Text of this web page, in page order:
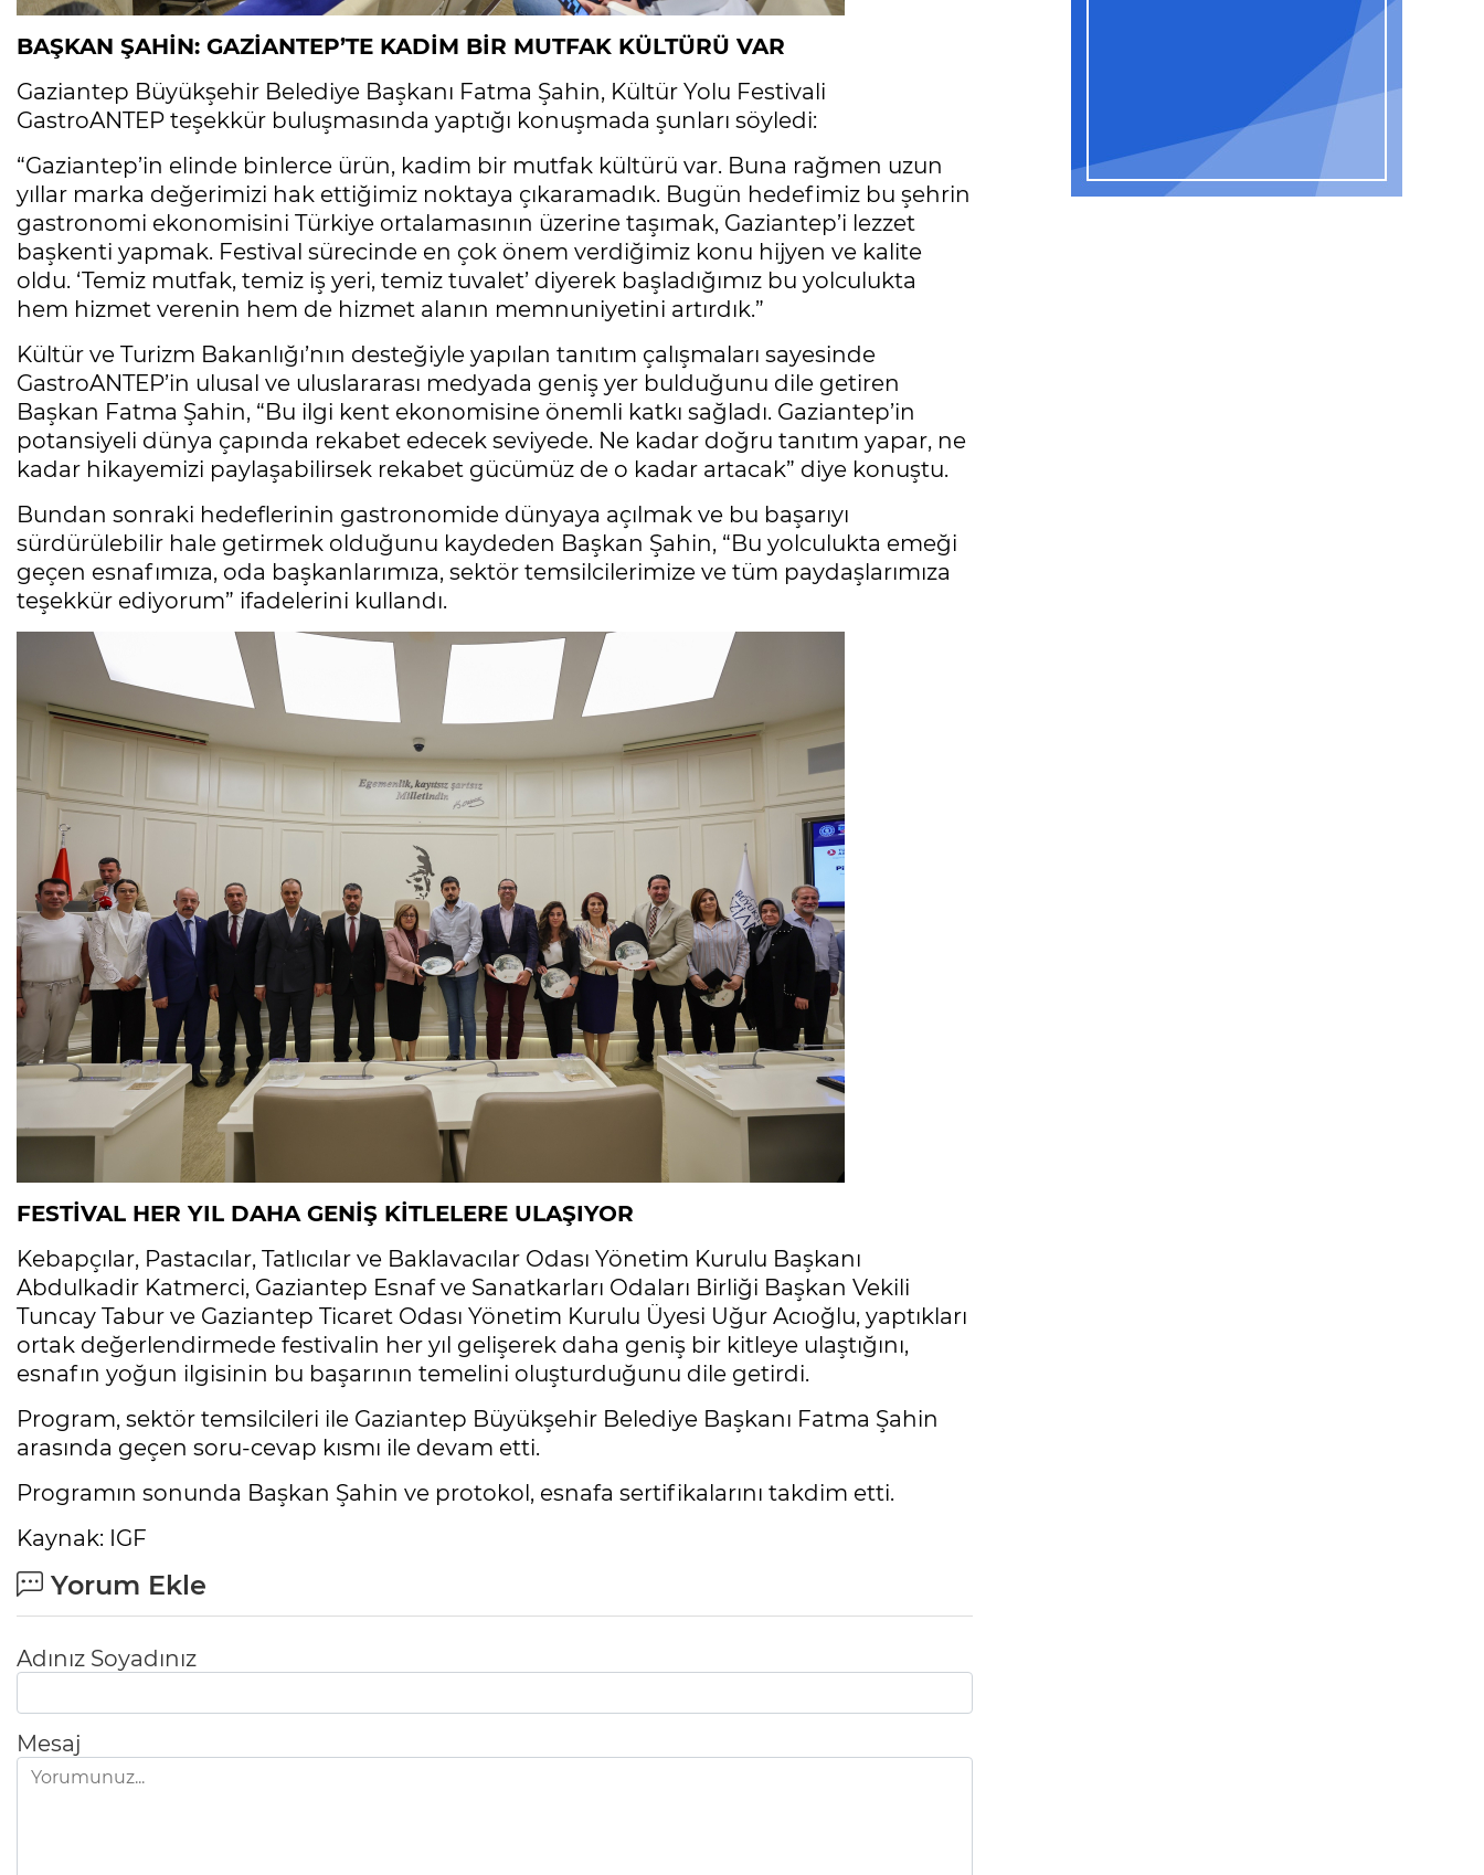
BAŞKAN ŞAHİN: GAZİANTEP’TE KADİM BİR MUTFAK KÜLTÜRÜ VAR
Gaziantep Büyükşehir Belediye Başkanı Fatma Şahin, Kültür Yolu Festivali
GastroANTEP teşekkür buluşmasında yaptığı konuşmada şunları söyledi:
“Gaziantep’in elinde binlerce ürün, kadim bir mutfak kültürü var. Buna rağmen uzun
yıllar marka değerimizi hak ettiğimiz noktaya çıkaramadık. Bugün hedefimiz bu şehrin
gastronomi ekonomisini Türkiye ortalamasının üzerine taşımak, Gaziantep’i lezzet
başkenti yapmak. Festival sürecinde en çok önem verdiğimiz konu hijyen ve kalite
oldu. ‘Temiz mutfak, temiz iş yeri, temiz tuvalet’ diyerek başladığımız bu yolculukta
hem hizmet verenin hem de hizmet alanın memnuniyetini artırdık.”
Kültür ve Turizm Bakanlığı’nın desteğiyle yapılan tanıtım çalışmaları sayesinde
GastroANTEP’in ulusal ve uluslararası medyada geniş yer bulduğunu dile getiren
Başkan Fatma Şahin, “Bu ilgi kent ekonomisine önemli katkı sağladı. Gaziantep’in
potansiyeli dünya çapında rekabet edecek seviyede. Ne kadar doğru tanıtım yapar, ne
kadar hikayemizi paylaşabilirsek rekabet gücümüz de o kadar artacak” diye konuştu.
Bundan sonraki hedeflerinin gastronomide dünyaya açılmak ve bu başarıyı
sürdürülebilir hale getirmek olduğunu kaydeden Başkan Şahin, “Bu yolculukta emeği
geçen esnafımıza, oda başkanlarımıza, sektör temsilcilerimize ve tüm paydaşlarımıza
teşekkür ediyorum” ifadelerini kullandı.
FESTİVAL HER YIL DAHA GENİŞ KİTLELERE ULAŞIYOR
Kebapçılar, Pastacılar, Tatlıcılar ve Baklavacılar Odası Yönetim Kurulu Başkanı
Abdulkadir Katmerci, Gaziantep Esnaf ve Sanatkarları Odaları Birliği Başkan Vekili
Tuncay Tabur ve Gaziantep Ticaret Odası Yönetim Kurulu Üyesi Uğur Acıoğlu, yaptıkları
ortak değerlendirmede festivalin her yıl gelişerek daha geniş bir kitleye ulaştığını,
esnafın yoğun ilgisinin bu başarının temelini oluşturduğunu dile getirdi.
Program, sektör temsilcileri ile Gaziantep Büyükşehir Belediye Başkanı Fatma Şahin
arasında geçen soru-cevap kısmı ile devam etti.
Programın sonunda Başkan Şahin ve protokol, esnafa sertifikalarını takdim etti.
Kaynak: IGF
Yorum Ekle
Adınız Soyadınız
Mesaj